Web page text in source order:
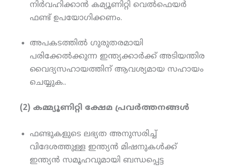
നിര്‍വഹിക്കാന്‍ കമ്യൂണിറ്റി വെല്‍ഫെയര്‍
ഫണ്ട് ഉപയോഗിക്കണം.
അപകടത്തില്‍ ഗുരുതരമായി
പരിക്കേല്‍ക്കുന്ന ഇന്ത്യക്കാര്‍ക്ക് അടിയന്തിര
വൈദ്യസഹായത്തിന് ആവശ്യമായ സഹായം
ചെയ്യുക..
(2) കമ്മ്യൂണിറ്റി ക്ഷേമ പ്രവര്‍ത്തനങ്ങള്‍
ഫണ്ടുകളുടെ ലഭ്യത അനുസരിച്ച്
വിദേശത്തുള്ള ഇന്ത്യന്‍ മിഷനുകള്‍ക്ക്
ഇന്ത്യന്‍ സമൂഹവുമായി ബന്ധപ്പെട്ട